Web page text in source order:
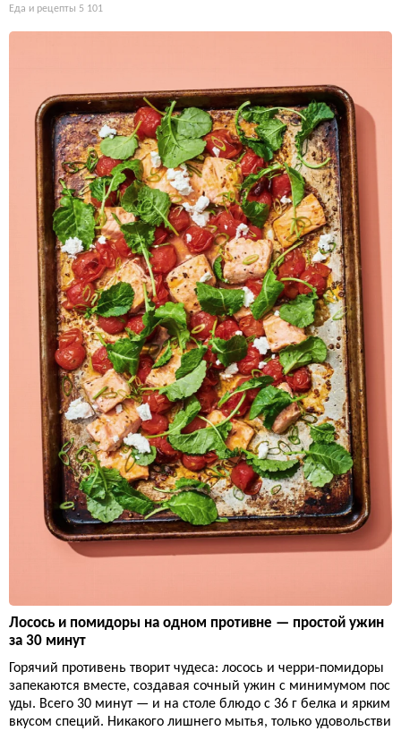
Еда и рецепты 5 101
Лосось и помидоры на одном противне — простой ужин
за 30 минут
Горячий противень творит чудеса: лосось и черри-помидоры
запекаются вместе, создавая сочный ужин с минимумом пос
уды. Всего 30 минут — и на столе блюдо с 36 г белка и ярким
вкусом специй. Никакого лишнего мытья, только удовольстви